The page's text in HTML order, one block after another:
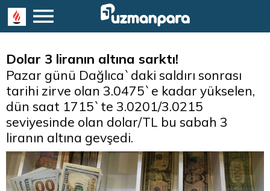
Dolar 3 liranın altına sarktı!
Pazar günü Dağlıca`daki saldırı sonrası
tarihi zirve olan 3.0475`e kadar yükselen,
dün saat 1715`te 3.0201/3.0215
seviyesinde olan dolar/TL bu sabah 3
liranın altına gevşedi.